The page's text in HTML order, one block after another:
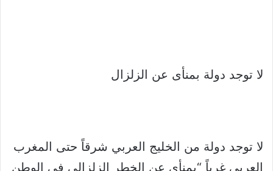
لا توجد دولة بمنأى عن الزلزال
لا توجد دولة من الخليج العربي شرقاً حتى المغرب
العربي غرباً “بمنأى عن الخطر الزلزالي في الوطن